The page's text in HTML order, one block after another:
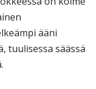
ääni
tuulisessa säässä